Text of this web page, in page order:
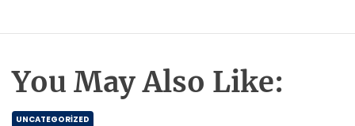
You May Also Like:
UNCATEGORIZED